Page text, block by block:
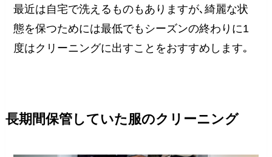
最近は自宅で洗えるものもありますが､綺麗な状
態を保つためには最低でもシーズンの終わりに1
度はクリーニングに出すことをおすすめします｡
長期間保管していた服のクリーニング